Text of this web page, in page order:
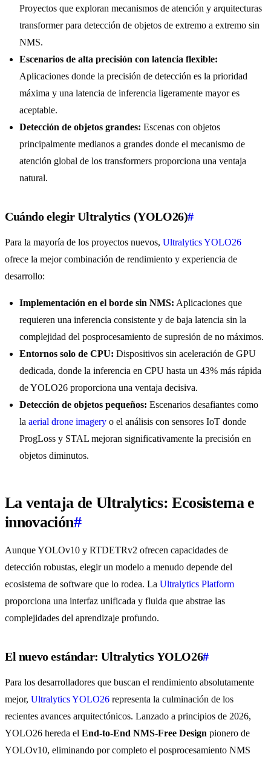
Proyectos que exploran mecanismos de atención y arquitecturas
transformer para detección de objetos de extremo a extremo sin
NMS.
Escenarios de alta precisión con latencia flexible:
Aplicaciones donde la precisión de detección es la prioridad
máxima y una latencia de inferencia ligeramente mayor es
aceptable.
Detección de objetos grandes: Escenas con objetos
principalmente medianos a grandes donde el mecanismo de
atención global de los transformers proporciona una ventaja
natural.
Cuándo elegir Ultralytics (YOLO26)#
Para la mayoría de los proyectos nuevos, Ultralytics YOLO26
ofrece la mejor combinación de rendimiento y experiencia de
desarrollo:
Implementación en el borde sin NMS: Aplicaciones que
requieren una inferencia consistente y de baja latencia sin la
complejidad del posprocesamiento de supresión de no máximos.
Entornos solo de CPU: Dispositivos sin aceleración de GPU
dedicada, donde la inferencia en CPU hasta un 43% más rápida
de YOLO26 proporciona una ventaja decisiva.
Detección de objetos pequeños: Escenarios desafiantes como
la aerial drone imagery o el análisis con sensores IoT donde
ProgLoss y STAL mejoran significativamente la precisión en
objetos diminutos.
La ventaja de Ultralytics: Ecosistema e
innovación#
Aunque YOLOv10 y RTDETRv2 ofrecen capacidades de
detección robustas, elegir un modelo a menudo depende del
ecosistema de software que lo rodea. La Ultralytics Platform
proporciona una interfaz unificada y fluida que abstrae las
complejidades del aprendizaje profundo.
El nuevo estándar: Ultralytics YOLO26#
Para los desarrolladores que buscan el rendimiento absolutamente
mejor, Ultralytics YOLO26 representa la culminación de los
recientes avances arquitectónicos. Lanzado a principios de 2026,
YOLO26 hereda el End-to-End NMS-Free Design pionero de
YOLOv10, eliminando por completo el posprocesamiento NMS